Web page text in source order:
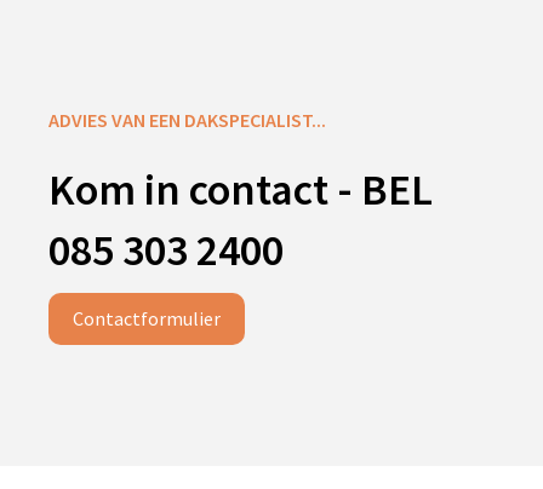
ADVIES VAN EEN DAKSPECIALIST...
Kom in contact - BEL
085 303 2400
Contactformulier